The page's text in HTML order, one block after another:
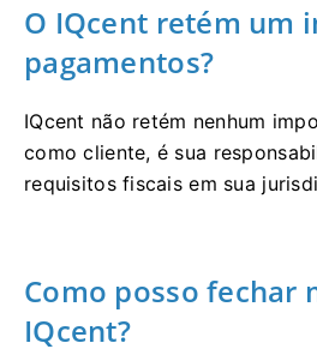
O IQcent retém um
pagamentos?
IQcent não retém nenhum
como cliente, é sua
requisitos fiscais em sua
Como posso fechar
IQcent?